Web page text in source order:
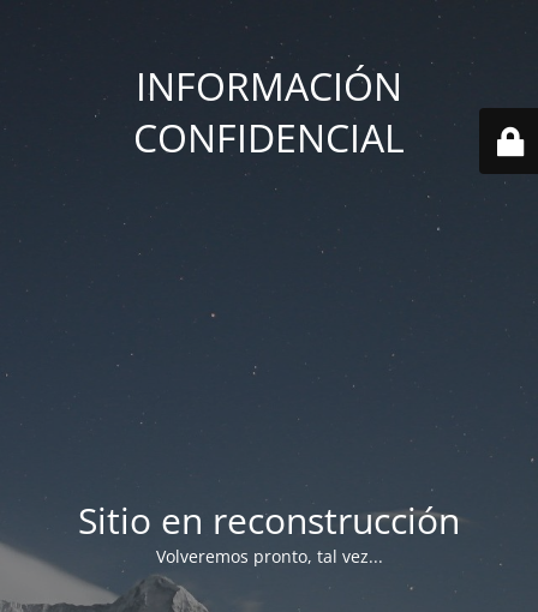
INFORMACIÓN
CONFIDENCIAL
Sitio en reconstrucción
Volveremos pronto, tal vez...